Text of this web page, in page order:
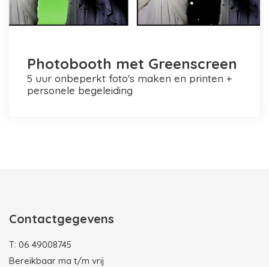
Photobooth met Greenscreen
5 uur onbeperkt foto's maken en printen +
personele begeleiding
Contactgegevens
T: 06 49008745
Bereikbaar ma t/m vrij